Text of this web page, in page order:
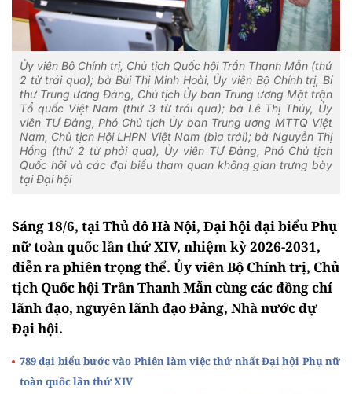
Ủy viên Bộ Chính trị, Chủ tịch Quốc hội Trần Thanh Mẫn (thứ
2 từ trái qua); bà Bùi Thị Minh Hoài, Ủy viên Bộ Chính trị, Bí
thư Trung ương Đảng, Chủ tịch Ủy ban Trung ương Mặt trận
Tổ quốc Việt Nam (thứ 3 từ trái qua); bà Lê Thị Thủy, Ủy
viên TƯ Đảng, Phó Chủ tịch Ủy ban Trung ương MTTQ Việt
Nam, Chủ tịch Hội LHPN Việt Nam (bìa trái); bà Nguyễn Thị
Hồng (thứ 2 từ phải qua), Ủy viên TƯ Đảng, Phó Chủ tịch
Quốc hội và các đại biểu tham quan không gian trưng bày
tại Đại hội
Sáng 18/6, tại Thủ đô Hà Nội, Đại hội đại biểu Phụ
nữ toàn quốc lần thứ XIV, nhiệm kỳ 2026-2031,
diễn ra phiên trọng thể. Ủy viên Bộ Chính trị, Chủ
tịch Quốc hội Trần Thanh Mẫn cùng các đồng chí
lãnh đạo, nguyên lãnh đạo Đảng, Nhà nước dự
Đại hội.
789 đại biểu bước vào Phiên làm việc thứ nhất Đại hội Phụ nữ
toàn quốc lần thứ XIV